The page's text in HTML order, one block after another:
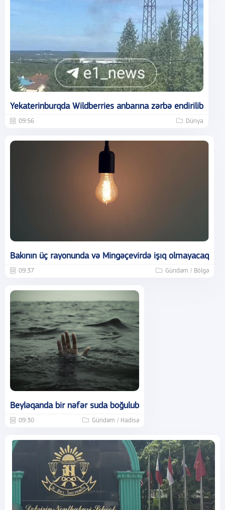
Yekaterinburqda Wildberries anbarına zərbə endirilib
09:56 Dünya
Bakının üç rayonunda və Mingəçevirdə işıq olmayacaq
09:37 Gündəm / Bölgə
Beyləqanda bir nəfər suda boğulub
09:30 Gündəm / Hadisə